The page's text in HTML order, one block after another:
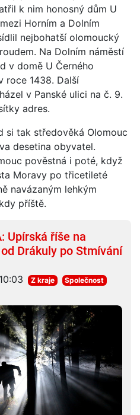
k nim honosný dům U
Horním a Dolním
nejbohatší olomoucký
Na Dolním náměstí
v domě U Černého
roce 1438. Další
v Panské ulici na č. 9.
adres.
si tak středověká Olomouc
desetina obyvatel.
pověstná i poté, když
Moravy po třicetileté
navázaným lehkým
příště.
Upírská říše na
Drákuly po Stmívání
Z kraje
Společnost